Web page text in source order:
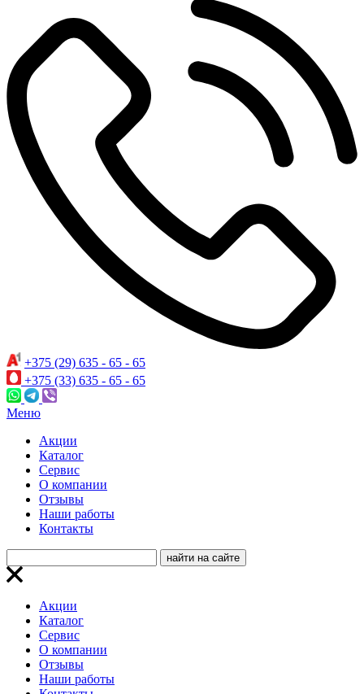
+375 (29) 635 - 65 - 65
+375 (33) 635 - 65 - 65
Меню
Акции
Каталог
Сервис
О компании
Отзывы
Наши работы
Контакты
Акции
Каталог
Сервис
О компании
Отзывы
Наши работы